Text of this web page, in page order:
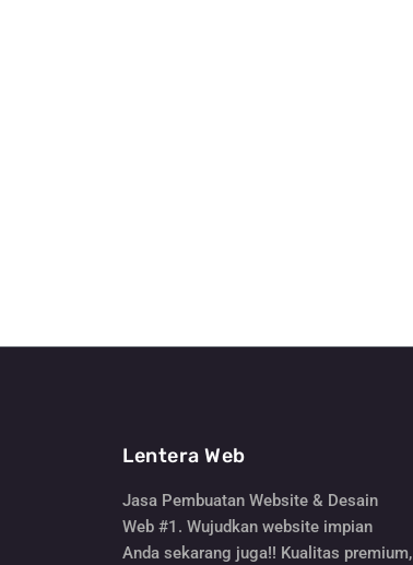
Lentera Web
Jasa Pembuatan Website & Desain
Web #1. Wujudkan website impian
Anda sekarang juga!! Kualitas premium,